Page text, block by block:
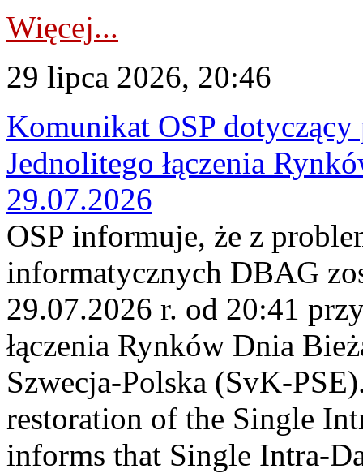
Więcej...
29 lipca 2026, 20:46
Komunikat OSP
Jednolitego łączenia
29.07.2026
OSP informuje, że z
informatycznych DBAG
29.07.2026 r. od 20:41
łączenia Rynków Dnia
Szwecja-Polska (SvK-
restoration of the Single
informs that Single Intra-